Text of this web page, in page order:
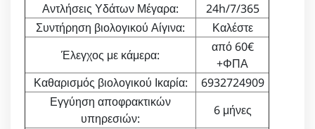
Αντλήσεις Υδάτων Μέγαρα:
24h/7/365
Συντήρηση βιολογικού Αίγινα:
Καλέστε
Έλεγχος με κάμερα:
από 60€
+ΦΠΑ
Καθαρισμός βιολογικού Ικαρία:
6932724909
Εγγύηση αποφρακτικών
υπηρεσιών:
6 μήνες